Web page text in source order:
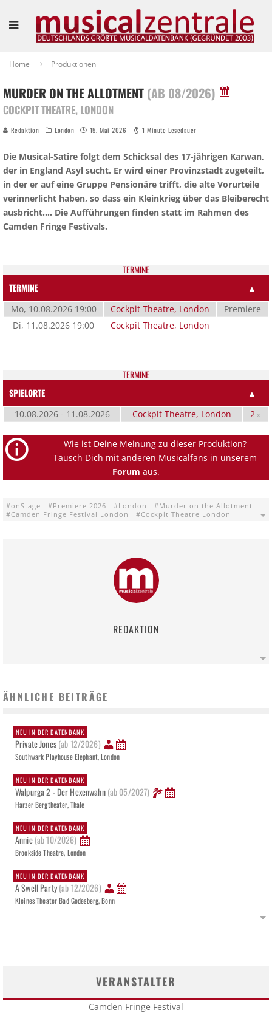
Home Produktionen
MURDER ON THE ALLOTMENT (AB 08/2026)
COCKPIT THEATRE, LONDON
Redaktion London 15. Mai 2026 1 Minute Lesedauer
Die Musical-Satire folgt dem Schicksal des 17-jährigen Karwan,
der in England Asyl sucht. Er wird einer Provinzstadt zugeteilt,
in der er auf eine Gruppe Pensionäre trifft, die alte Vorurteile
verinnerlicht haben, so dass ein Kleinkrieg über das Bleiberecht
ausbricht…. Die Aufführungen finden statt im Rahmen des
Camden Fringe Festivals.
TER­MI­NE
TERMINE
▲
Mo, 10.08.2026 19:00 Cockpit Theatre, London
Premiere
Di, 11.08.2026 19:00
Cockpit Theatre, London
TER­MI­NE
SPIELORTE
▲
10.08.2026 - 11.08.2026 Cockpit Theatre, London 2 x
Wie ist Deine Meinung zu dieser Produktion?
Tausch Dich mit anderen Musicalfans in unserem
Forum aus.
onStage Premiere 2026 London
Murder on the Allotment
Camden Fringe Festival London
Cockpit Theatre London
REDAKTION
ÄHNLICHE BEITRÄGE
NEU IN DER DATENBANK
Private Jones(ab 12/2026)
Southwark Playhouse Elephant, London
NEU IN DER DATENBANK
Walpurga 2 - Der Hexenwahn(ab 05/2027)
Harzer Bergtheater, Thale
NEU IN DER DATENBANK
Annie(ab 10/2026)
Brookside Theatre, London
NEU IN DER DATENBANK
A Swell Party(ab 12/2026)
Kleines Theater Bad Godesberg, Bonn
VERANSTALTER
Camden Fringe Festival